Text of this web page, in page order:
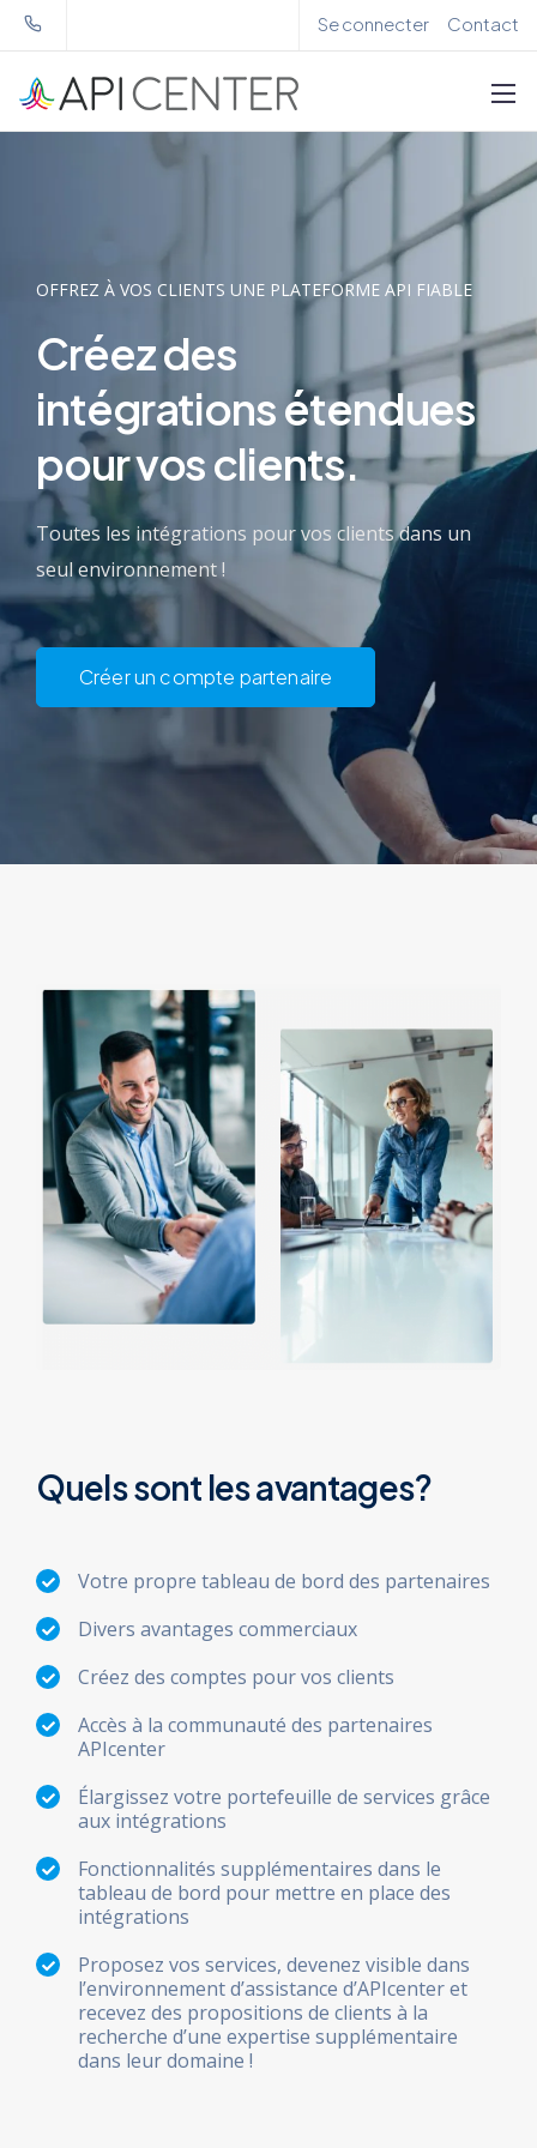
Se connecter Contact
OFFREZ À VOS CLIENTS UNE PLATEFORME API FIABLE
Créez des
intégrations étendues
pourvos clients.
Toutes les intégrations pour vos clients dans un
seul environnement !
Créer un compte partenaire
Quels sont lesavantages?
Votre propre tableau de bord des partenaires
Divers avantages commerciaux
Créez des comptes pour vos clients
Accès à la communauté des partenaires
APIcenter
Élargissez votre portefeuille de services grâce
aux intégrations
Fonctionnalités supplémentaires dans le
tableau de bord pour mettre en place des
intégrations
Proposez vos services, devenez visible dans
l’environnement d’assistance d’APIcenter et
recevez des propositions de clients à la
recherche d’une expertise supplémentaire
dans leur domaine !